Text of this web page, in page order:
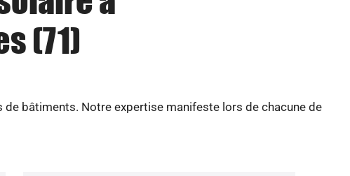
(71)
bâtiments. Notre expertise manifeste lors de chacune de